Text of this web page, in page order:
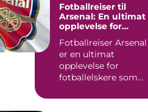
Fotballreiser til
Arsenal: En ultimat
opplevelse for
Fotballreiser Arsenal
er en ultimat
opplevelse for
fotballelskere som